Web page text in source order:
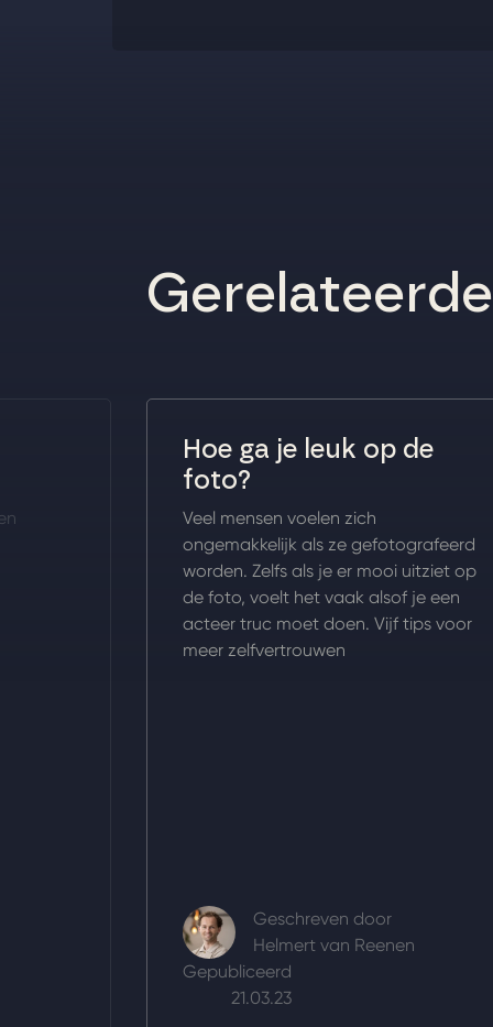
Hoe ga je leuk op de
foto?
Veel mensen voelen zich
ongemakkelijk als ze gefotografeerd
worden. Zelfs als je er mooi uitziet op
de foto, voelt het vaak alsof je een
acteer truc moet doen. Vijf tips voor
meer zelfvertrouwen
Geschreven door
Helmert van Reenen
Gepubliceerd
21.03.23